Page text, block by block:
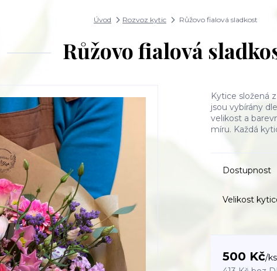
Úvod Rozvoz kytic Růžovo fialová sladkost
Růžovo fialová
Kytice složená
jsou vybírány
velikost a
míru. Každá
Dostupnost
Velikost
500 Kč/ks